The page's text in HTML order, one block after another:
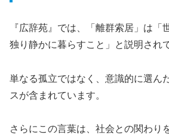
『広辞苑』では、「離群索居」は「
独り静かに暮らすこと」と説明され
単なる孤立ではなく、意識的に選ん
スが含まれています。
さらにこの言葉は、社会との関わり